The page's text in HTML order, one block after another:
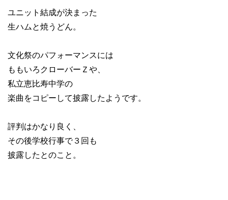
ユニット結成が決まった
生ハムと焼うどん。
文化祭のパフォーマンスには
ももいろクローバーＺや、
私立恵比寿中学の
楽曲をコピーして披露したようです。
評判はかなり良く、
その後学校行事で３回も
披露したとのこと。